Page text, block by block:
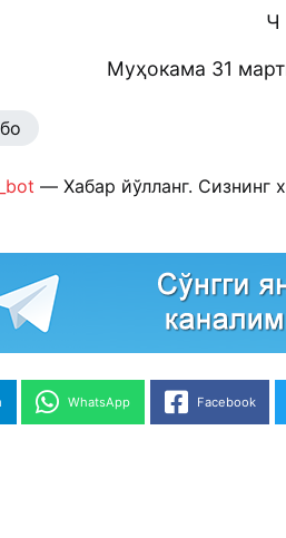
Ч
Муҳокама 31
— Хабар йўлланг. Сизнинг
WhatsApp Facebook